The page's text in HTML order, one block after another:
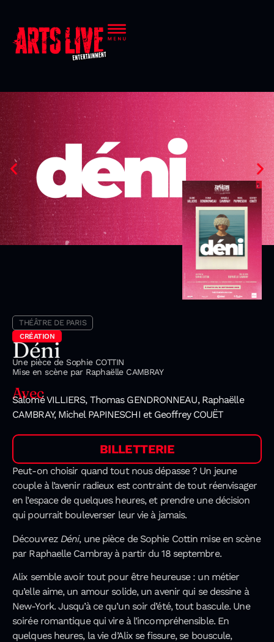
CRÉATION
Déni
Une pièce de Sophie COTTIN
Mise en scène par Raphaëlle CAMBRAY
Avec
Salomé VILLIERS, Thomas GENDRONNEAU, Raphaëlle
CAMBRAY, Michel PAPINESCHI et Geoffrey COUËT
THÉÂTRE DE PARIS
BILLETTERIE
Peut-on choisir quand tout nous dépasse ? Un jeune
couple à l’avenir radieux est contraint de tout réenvisager
en l’espace de quelques heures, et prendre une décision
qui pourrait bouleverser leur vie à jamais.
Découvrez Déni, une pièce de Sophie Cottin mise en scène
par Raphaelle Cambray à partir du 18 septembre.
Alix semble avoir tout pour être heureuse : un métier
qu’elle aime, un amour solide, un avenir qui se dessine à
New-York. Jusqu’à ce qu’un soir d’été, tout bascule. Une
soirée romantique qui vire à l’incompréhensible. En
quelques heures, la vie d’Alix se fissure, se bouscule,